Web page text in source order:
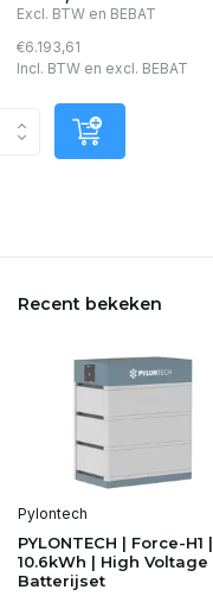
Excl. BTW en BEBAT
€6.193,61
Incl. BTW en excl. BEBAT
Recent bekeken
Pylontech
PYLONTECH | Force-H1 |
10.6kWh | High Voltage
Batterijset